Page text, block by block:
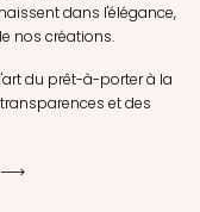
dans l'élégance,
nos créations.
l'art du prêt-à-porter à la
et des